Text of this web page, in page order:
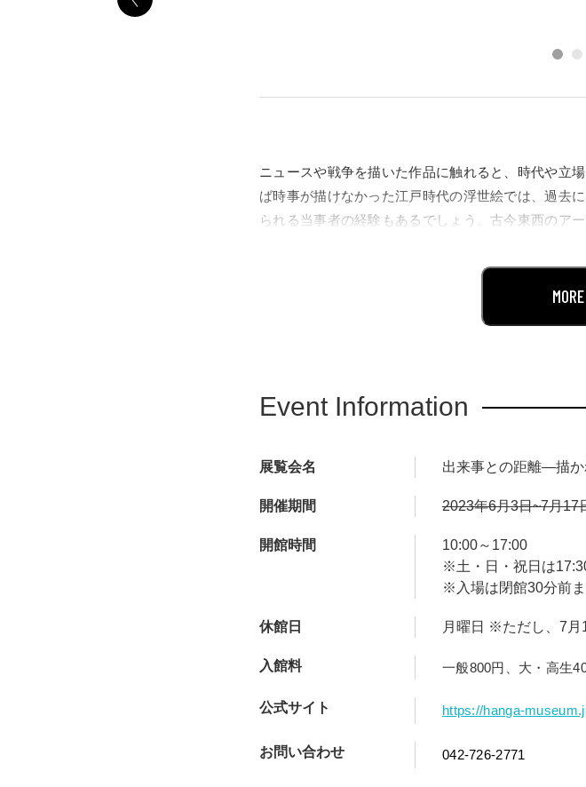
ニュースや戦争を描いた作品に触れると、時代や立
ば時事が描けなかった江戸時代の浮世絵では、過去
られる当事者の経験もあるでしょう。古今東西のア
MORE
Event Information
展覧会名 出来事との距離―描か
開催期間 2023年6月3日~7月17
開館時間
10:00～17:00
※土・日・祝日は
※入場は閉館30分前
休館日 月曜日 ※ただし、7月
入館料 一般800円、大・高生
公式サイト https://hanga-
お問い合わせ 042-726-2771